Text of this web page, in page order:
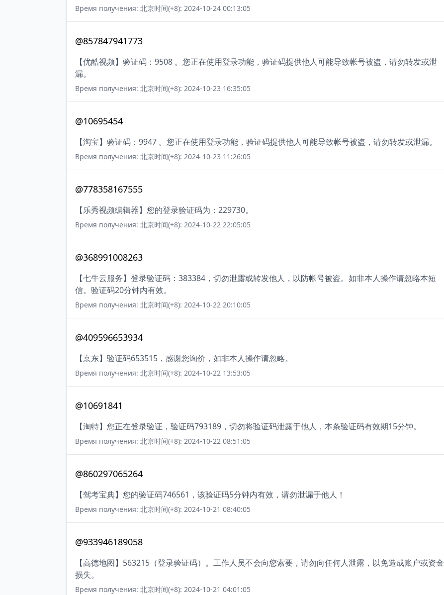
Время получения: 北京时间(+8): 2024-10-24 00:13:05
@857847941773
【优酷视频】验证码：9508 。您正在使用登录功能，验证码提供他人可能导致帐号被盗，请勿转发或泄
漏。
Время получения: 北京时间(+8): 2024-10-23 16:35:05
@10695454
【淘宝】验证码：9947 。您正在使用登录功能，验证码提供他人可能导致帐号被盗，请勿转发或泄漏。
Время получения: 北京时间(+8): 2024-10-23 11:26:05
@778358167555
【乐秀视频编辑器】您的登录验证码为：229730。
Время получения: 北京时间(+8): 2024-10-22 22:05:05
@368991008263
【七牛云服务】登录验证码：383384，切勿泄露或转发他人，以防帐号被盗。如非本人操作请忽略本短
信。验证码20分钟内有效。
Время получения: 北京时间(+8): 2024-10-22 20:10:05
@409596653934
【京东】验证码653515，感谢您询价，如非本人操作请忽略。
Время получения: 北京时间(+8): 2024-10-22 13:53:05
@10691841
【淘特】您正在登录验证，验证码793189，切勿将验证码泄露于他人，本条验证码有效期15分钟。
Время получения: 北京时间(+8): 2024-10-22 08:51:05
@860297065264
【驾考宝典】您的验证码746561，该验证码5分钟内有效，请勿泄漏于他人！
Время получения: 北京时间(+8): 2024-10-21 08:40:05
@933946189058
【高德地图】563215（登录验证码）。工作人员不会向您索要，请勿向任何人泄露，以免造成账户或资金
损失。
Время получения: 北京时间(+8): 2024-10-21 04:01:05